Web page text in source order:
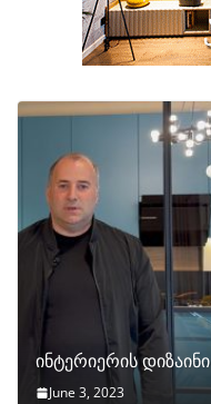
ინტერიერის დიზაინი
June 3, 2023